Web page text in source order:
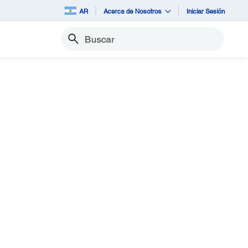
AR Acerca de Nosotros Iniciar Sesión
Buscar